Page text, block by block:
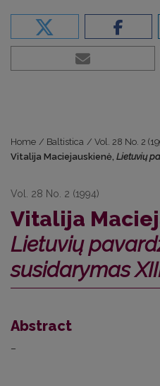
Home / Baltistica / Vol. 28 No. 2
Vitalija Maciejauskienė, Lietuvių
Vol. 28 No. 2 (1994)
Vitalija
Lietuvių
susidarymas
Abstract
–